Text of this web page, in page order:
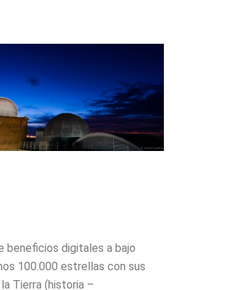
beneficios digitales a bajo
100.000 estrellas con sus
Tierra (historia –